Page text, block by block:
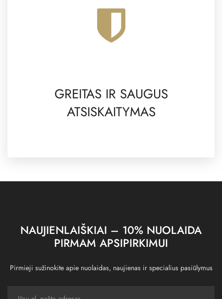
GREITAS IR SAUGUS
ATSISKAITYMAS
NAUJIENLAIŠKIAI – 10% NUOLAIDA
PIRMAM APSIPIRKIMUI
Pirmieji sužinokite apie nuolaidas, naujienas ir specialius pasiūlymus